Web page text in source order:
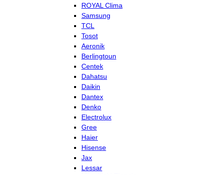
ROYAL Clima
Samsung
TCL
Tosot
Aeronik
Berlingtoun
Centek
Dahatsu
Daikin
Dantex
Denko
Electrolux
Gree
Haier
Hisense
Jax
Lessar